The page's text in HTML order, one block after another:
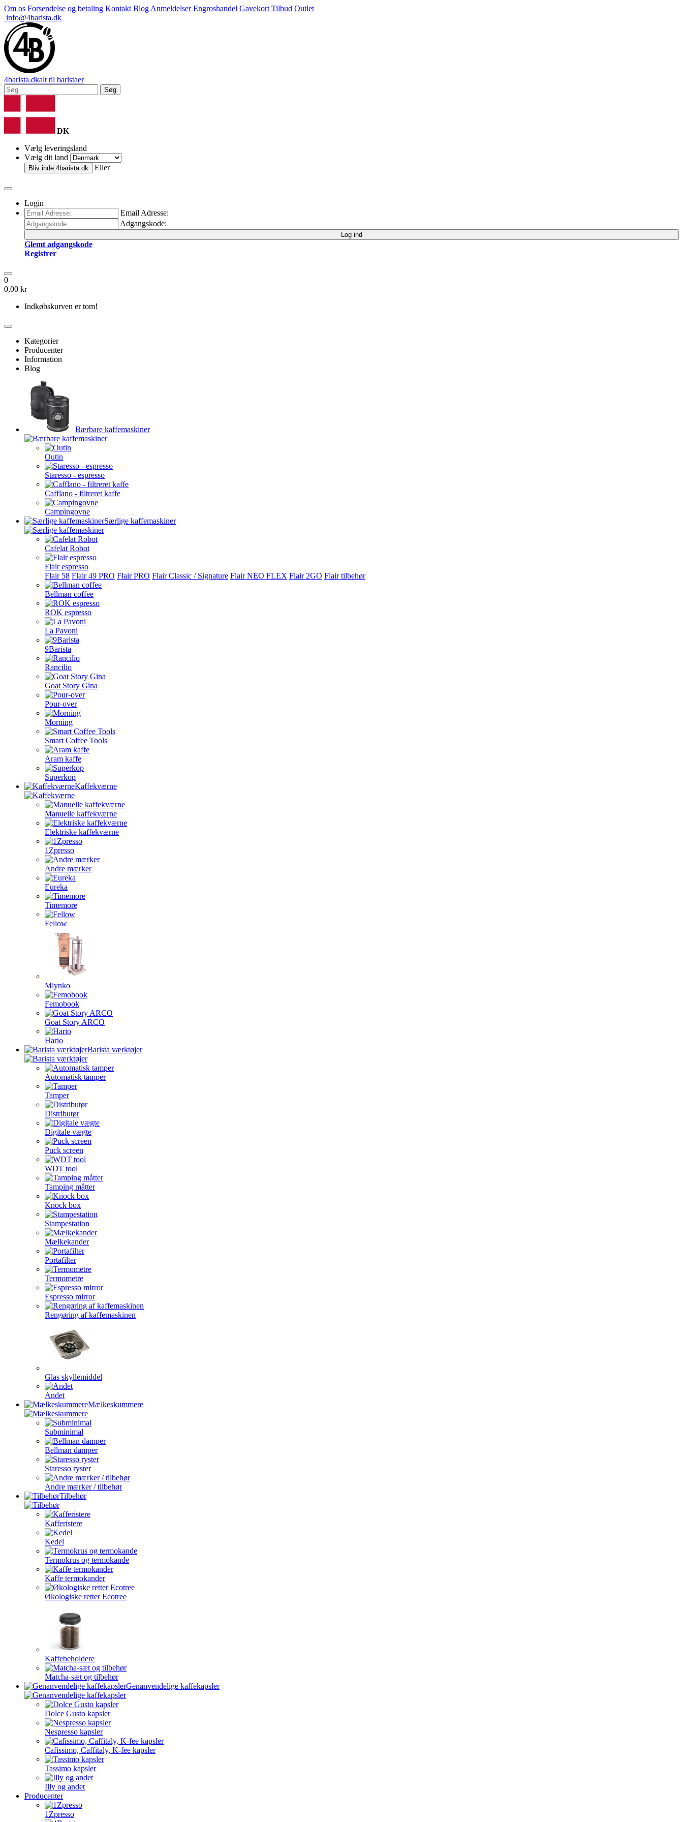
Om os Forsendelse og betaling Kontakt Blog Anmeldelser Engroshandel Gavekort Tilbud Outlet
info@4barista.dk
4barista.dkalt til baristaer
Søg
DK
Vælg leveringsland
Vælg dit land
Bliv inde 4barista.dk Eller
Login
Email Adresse:
Adgangskode:
Log ind
Glemt adgangskode
Registrer
0
0,00 kr
Indkøbskurven er tom!
Kategorier
Producenter
Information
Blog
Bærbare kaffemaskiner
Outin
Staresso - espresso
Cafflano - filtreret kaffe
Campingovne
Særlige kaffemaskiner
Cafelat Robot
Flair espresso
Flair 58 Flair 49 PRO Flair PRO Flair Classic / Signature Flair NEO FLEX Flair 2GO Flair tilbehør
Bellman coffee
ROK espresso
La Pavoni
9Barista
Rancilio
Goat Story Gina
Pour-over
Morning
Smart Coffee Tools
Aram kaffe
Superkop
Kaffekværne
Manuelle kaffekværne
Elektriske kaffekværne
1Zpresso
Andre mærker
Eureka
Timemore
Fellow
Mlynko
Femobook
Goat Story ARCO
Hario
Barista værktøjer
Automatisk tamper
Tamper
Distributør
Digitale vægte
Puck screen
WDT tool
Tamping måtter
Knock box
Stampestation
Mælkekander
Portafilter
Termometre
Espresso mirror
Rengøring af kaffemaskinen
Glas skyllemiddel
Andet
Mælkeskummere
Subminimal
Bellman damper
Staresso ryster
Andre mærker / tilbehør
Tilbehør
Kafferistere
Kedel
Termokrus og termokande
Kaffe termokander
Økologiske retter Ecotree
Kaffebeholdere
Matcha-sæt og tilbehør
Genanvendelige kaffekapsler
Dolce Gusto kapsler
Nespresso kapsler
Cafissimo, Caffitaly, K-fee kapsler
Tassimo kapsler
Illy og andet
Producenter
1Zpresso